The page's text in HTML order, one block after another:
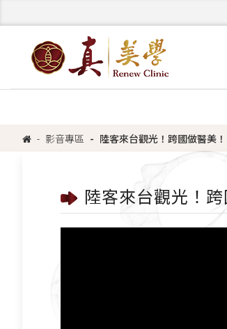
影音專區 陸客來台觀光！跨國做醫美
陸客來台觀光！